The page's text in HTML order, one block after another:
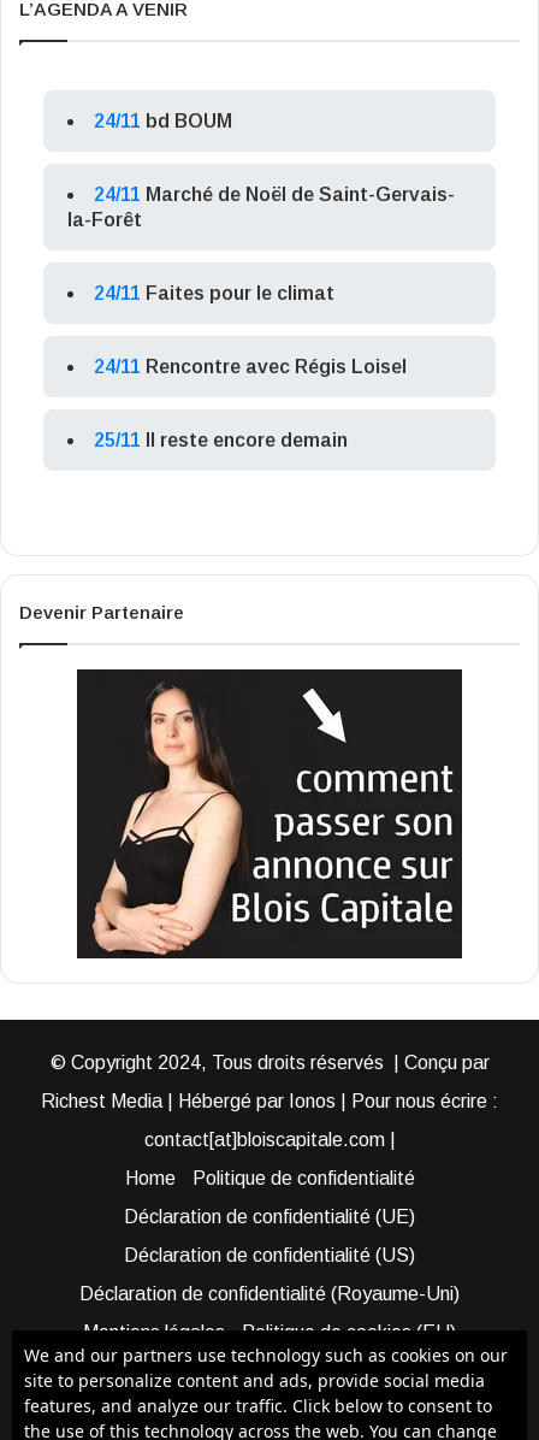
L’AGENDA A VENIR
24/11 bd BOUM
24/11 Marché de Noël de Saint-Gervais-
la-Forêt
24/11 Faites pour le climat
24/11 Rencontre avec Régis Loisel
25/11 Il reste encore demain
Devenir Partenaire
© Copyright 2024, Tous droits réservés | Conçu par
Richest Media | Hébergé par Ionos | Pour nous écrire :
contact[at]bloiscapitale.com |
Home
Politique de confidentialité
Déclaration de confidentialité (UE)
Déclaration de confidentialité (US)
Déclaration de confidentialité (Royaume-Uni)
Mentions légales
Politique de cookies (EU)
Cookie Policy (AUS)
Cookie Policy (US)
Qui sommes-nous ?
Participer à Blois Capitale
We and our partners use technology such as cookies on our
site to personalize content and ads, provide social media
features, and analyze our traffic. Click below to consent to
the use of this technology across the web. You can change